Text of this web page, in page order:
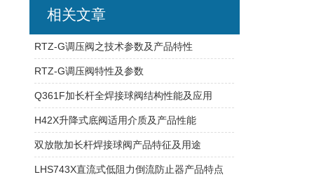
相关文章
RTZ-G调压阀之技术参数及产品特性 ​
RTZ-G调压阀特性及参数
Q361F加长杆全焊接球阀结构性能及应用
H42X升降式底阀适用介质及产品性能
双放散加长杆焊接球阀产品特征及用途
LHS743X直流式低阻力倒流防止器产品特点